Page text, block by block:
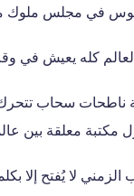
في مجلس ملوك
كله يعيش في
ناطحات سحاب
مكتبة معلقة بين
الزمني لا يُفتح إلا